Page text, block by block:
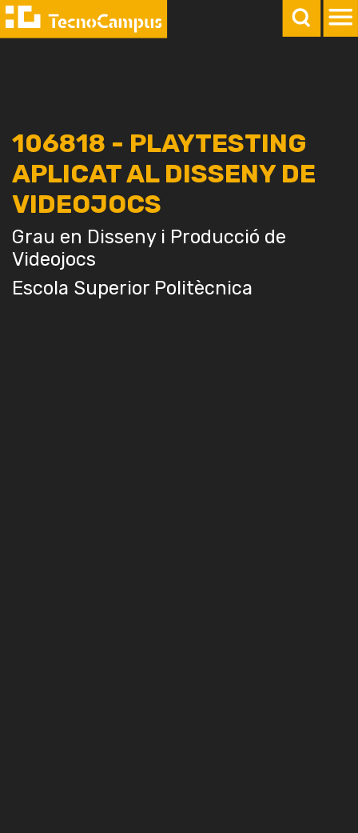
106818 - PLAYTESTING
APLICAT AL DISSENY DE
VIDEOJOCS
Grau en Disseny i Producció de
Videojocs
Escola Superior Politècnica